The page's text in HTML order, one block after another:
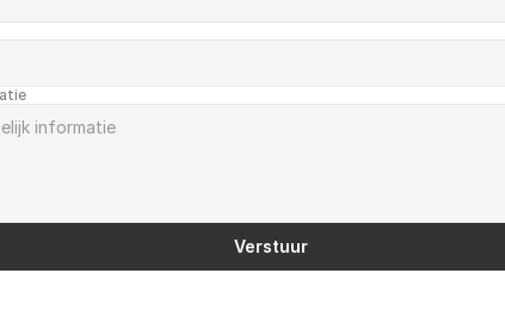
Verstuur